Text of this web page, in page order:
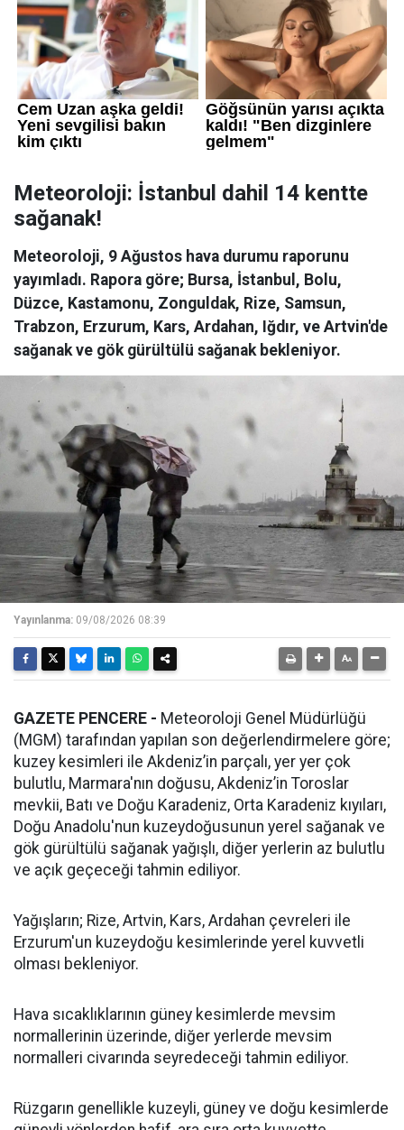
Meteoroloji: İstanbul dahil 14 kentte
sağanak!
Meteoroloji, 9 Ağustos hava durumu raporunu
yayımladı. Rapora göre; Bursa, İstanbul, Bolu,
Düzce, Kastamonu, Zonguldak, Rize, Samsun,
Trabzon, Erzurum, Kars, Ardahan, Iğdır, ve Artvin'de
sağanak ve gök gürültülü sağanak bekleniyor.
Yayınlanma: 09/08/2026 08:39
GAZETE PENCERE - Meteoroloji Genel Müdürlüğü
(MGM) tarafından yapılan son değerlendirmelere göre;
kuzey kesimleri ile Akdeniz’in parçalı, yer yer çok
bulutlu, Marmara'nın doğusu, Akdeniz’in Toroslar
mevkii, Batı ve Doğu Karadeniz, Orta Karadeniz kıyıları,
Doğu Anadolu'nun kuzeydoğusunun yerel sağanak ve
gök gürültülü sağanak yağışlı, diğer yerlerin az bulutlu
ve açık geçeceği tahmin ediliyor.
Yağışların; Rize, Artvin, Kars, Ardahan çevreleri ile
Erzurum'un kuzeydoğu kesimlerinde yerel kuvvetli
olması bekleniyor.
Hava sıcaklıklarının güney kesimlerde mevsim
normallerinin üzerinde, diğer yerlerde mevsim
normalleri civarında seyredeceği tahmin ediliyor.
Rüzgarın genellikle kuzeyli, güney ve doğu kesimlerde